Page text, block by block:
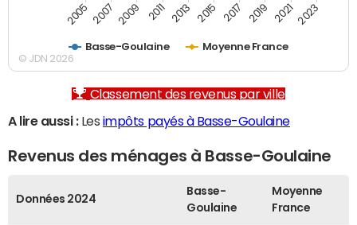
Basse-Goulaine Moyenne France
2005 2007 2009 2011 2013 2015 2017 2019 2021 2023
© JDN 2026
Classement des revenus par ville
A lire aussi :Les impôts payés à Basse-Goulaine
Revenus des ménages à Basse-Goulaine
Données 2024
Basse-
Goulaine
Moyenne
France